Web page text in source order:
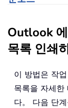
Outlook
목록 인쇄
이 방법은 작
목록을 자세한
다。 다음 단